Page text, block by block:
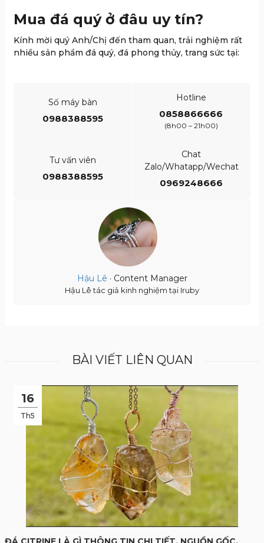
Mua đá quý ở đâu uy tín?
Kính mời quý Anh/Chị đến tham quan, trải nghiệm rất
nhiều sản phẩm đá quý, đá phong thủy, trang sức tại:
Số máy bàn
0988388595
Hotline
0858866666
(8h00 – 21h00)
Tư vấn viên
0988388595
Chat
Zalo/Whatapp/Wechat
0969248666
Hậu Lê · Content Manager
Hậu Lê tác giả kinh nghiệm tại Iruby
BÀI VIẾT LIÊN QUAN
16
Th5